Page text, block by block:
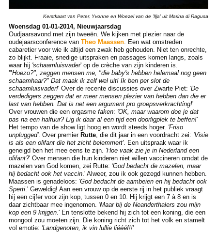
Kerstkaart van Peter, Yvonne en Woezel van de 'Ilja' uit Marina di Ragusa
Woensdag 01-01-2014, Nieuwjaarsdag
Oudjaarsavond met zijn tweeën. We kijken met plezier naar de
oudejaarsconference van Theo Maassen. Een wat omstreden
cabaretier voor wie ik altijd een zwak heb gehouden. Niet ten onrechte,
zo blijkt. Fraaie, snedige uitspraken en passages komen langs, zoals
waar hij 'schaamluisvader' op de crèche van zijn kinderen is.
'"Hoezo?", zeggen mensen me, "die baby's hebben helemaal nog geen
schaamhaar?" Dat maak ik zelf wel uit! Ik ben per slot de
schaamluisvader!' Over de recente discussies over Zwarte Piet: 'De
verdedigers zeggen dat er meer mensen plezier van hebben dan die er
last van hebben. Dat is net een argument pro groepsverkrachting!'
Over vrouwen die een orgasme faken: 'OK, maar waarom doe je dat
pas na een halfuur? Lig ik daar al een tijd een doorligplek te beffen!'
Het tempo van de show ligt hoog en wordt steeds hoger. 'Friso
unplugged'. Over premier Rutte, die dit jaar in een voordracht zei: 'Visie
is als een olifant die het zicht belemmert'. Een uitspraak waar ik
geneigd ben het mee eens te zijn. 'Hoe vaak zie je in Nederland een
olifant?' Over mensen die hun kinderen niet willen vaccineren omdat de
mazelen van God komen, zei Rutte: 'God bedacht de mazelen, maar
hij bedacht ook het vaccin.' Alweer, zou ik ook gezegd kunnen hebben.
Maassen is genadeloos: 'God bedacht de aambeien en hij bedacht ook
Sperti.' Geweldig! Aan een vrouw op de eerste rij in het publiek vraagt
hij een cijfer voor zijn kop, tussen 0 en 10. Hij krijgt een 7 à 8 en is
daar zichtbaar mee ingenomen. 'Maar bij de Neanderthalers zou mijn
kop een 9 krijgen.' En tenslotte bekend hij zich tot een koning, die een
mongool zou moeten zijn. Die koning richt zich tot het volk en stamelt
vol emotie: 'Landgenoten, ik vin lullie liéééf!!'